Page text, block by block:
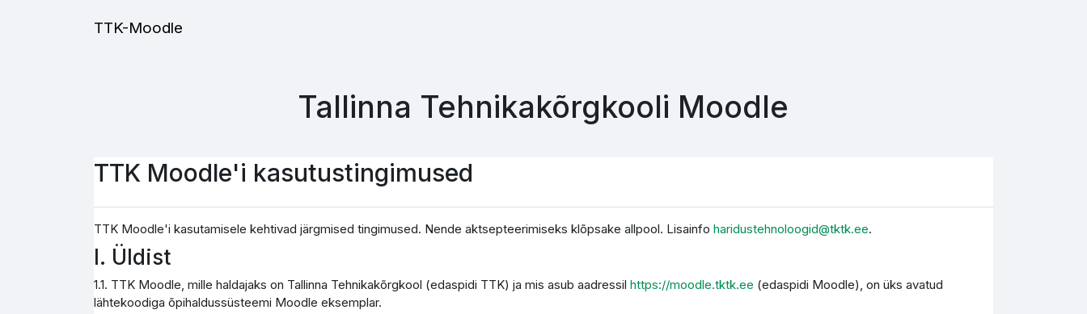
TTK-Moodle
Tallinna Tehnikakõrgkooli Moodle
TTK Moodle'i kasutustingimused
TTK Moodle'i kasutamisele kehtivad järgmised tingimused. Nende aktsepteerimiseks klõpsake allpool. Lisainfo haridustehnoloogid@tktk.ee.
I. Üldist
1.1. TTK Moodle, mille haldajaks on Tallinna Tehnikakõrgkool (edaspidi TTK) ja mis asub aadressil https://moodle.tktk.ee (edaspidi Moodle), on üks avatud
lähtekoodiga õpihaldussüsteemi Moodle eksemplar.